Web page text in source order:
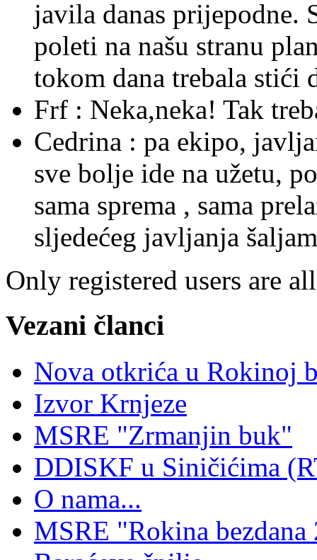
javila danas prijepodne.
poleti na našu stranu
tokom dana trebala stići
Frf : Neka,neka! Tak
Cedrina : pa ekipo,
sve bolje ide na užetu,
sama sprema , sama
sljedećeg javljanja
Only registered users are
Vezani članci
Nova otkrića u Rokinoj
Izvor Krnjeze
MSRE "Zrmanjin buk"
DDISKF u Siničićima
O nama...
MSRE "Rokina bezdana